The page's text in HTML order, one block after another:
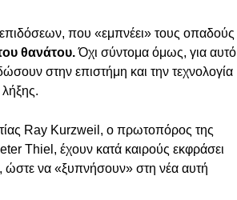
που «εμπνέει» τους οπαδούς
θανάτου.Όχι σύντομα όμως, για αυτό
στην επιστήμη και την τεχνολογία
Ray Kurzweil, ο πρωτοπόρος της
Thiel, έχουν κατά καιρούς εκφράσει
ώστε να «ξυπνήσουν» στη νέα αυτή